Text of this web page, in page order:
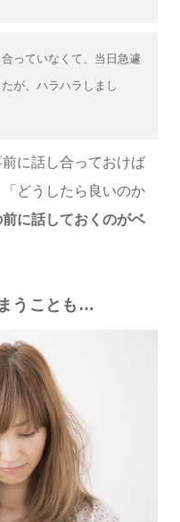
っていなくて、当日急遽
が、ハラハラしまし
に話し合っておけば
どうしたら良いのか
に話しておくのがベ
うことも…